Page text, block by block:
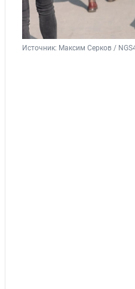
Источник: Максим Серков /